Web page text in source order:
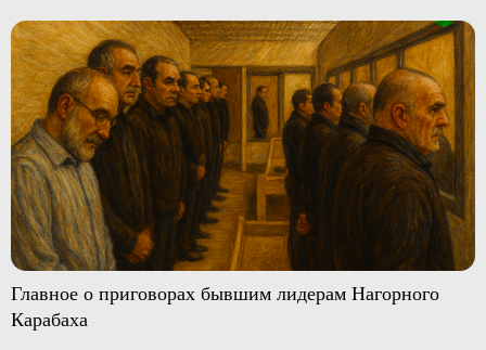
Главное о приговорах бывшим лидерам Нагорного
Карабаха